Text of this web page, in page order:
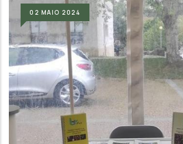
02 MAIO 2024